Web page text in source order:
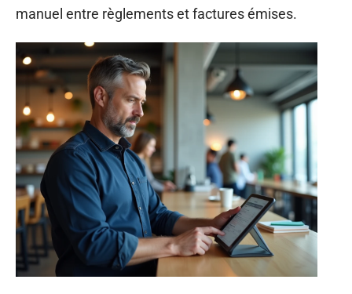
manuel entre règlements et factures émises.